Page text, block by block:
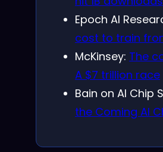
Epoch AI
cost to train
McKinsey: The
A $7 trillion race
Bain on AI Chip
the Coming AI